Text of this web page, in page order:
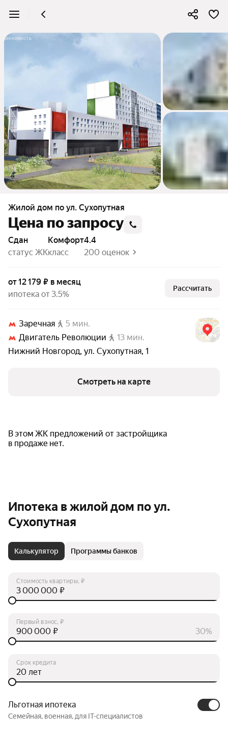
Жилой дом по ул. Сухопутная
Цена по запросу
Сдан
статус ЖК
комфорт
класс
4.4
200 оценок
от 12 179 ₽ в месяц
ипотека от 3.5%
Рассчитать
Заречная
5 мин.
Двигатель Революции
13 мин.
Нижний Новгород, ул. Сухопутная, 1
Смотреть на карте
В этом ЖК предложений от застройщика
в продаже нет.
Ипотека в жилой дом по ул.
Сухопутная
Калькулятор Программы банков
Стоимость квартиры, ₽
₽
Первый взнос, ₽
30%
₽
Срок кредита
лет
Льготная ипотека
Семейная, военная, для IT-специалистов